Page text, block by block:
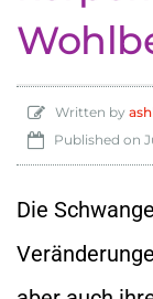
Written by
Published on
Die